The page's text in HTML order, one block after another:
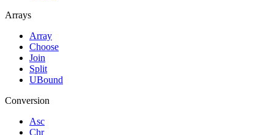
Arrays
Array
Choose
Join
Split
UBound
Conversion
Asc
Chr